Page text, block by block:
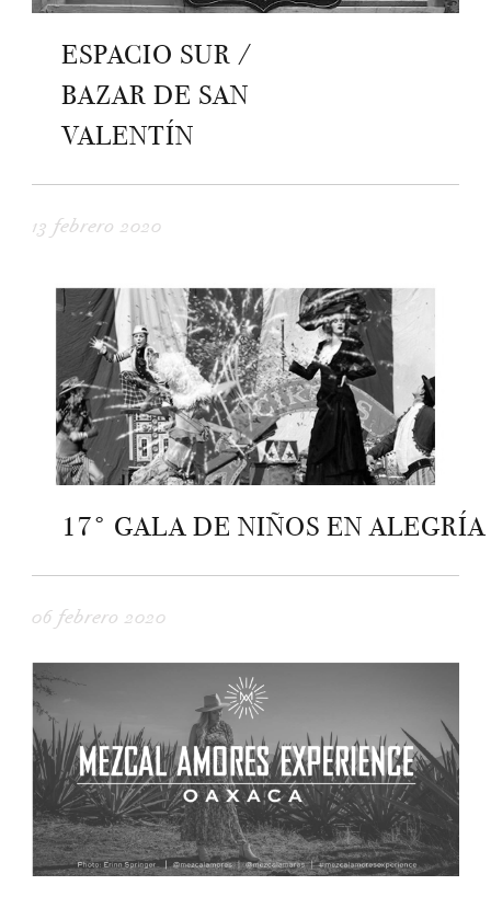
ESPACIO SUR /
BAZAR DE SAN
VALENTÍN
13 febrero 2020
17° GALA DE NIÑOS EN ALEGRÍA
06 febrero 2020